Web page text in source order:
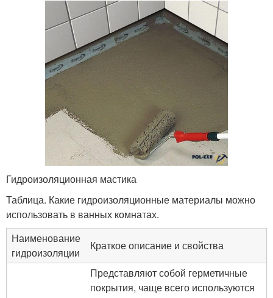
Гидроизоляционная мастика
Таблица. Какие гидроизоляционные материалы можно
использовать в ванных комнатах.
Наименование
гидроизоляции
Краткое описание и свойства
Представляют собой герметичные
покрытия, чаще всего используются